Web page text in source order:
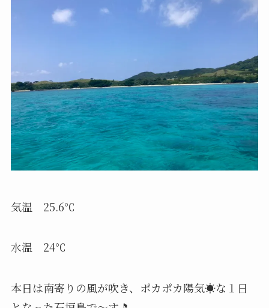
気温 25.6℃
水温 24℃
本日は南寄りの風が吹き、ポカポカ陽気☀️な１日